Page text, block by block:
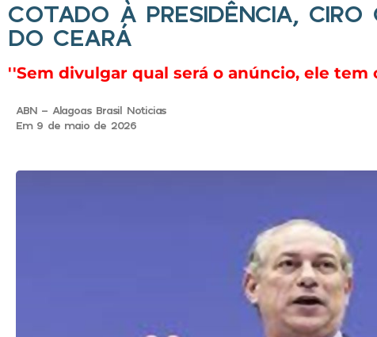
COTADO À PRESIDÊNCIA,
DO CEARÁ
''Sem divulgar qual será o anúncio, ele
ABN - Alagoas Brasil Noticias
Em 9 de maio de 2026